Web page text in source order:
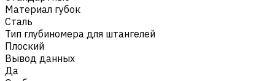
Материал губок
Сталь
Тип глубиномера для штангелей
Плоский
Вывод данных
Да